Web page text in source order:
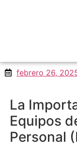
febrero 26,
La
Equipos
Personal